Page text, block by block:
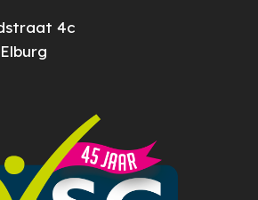
4c